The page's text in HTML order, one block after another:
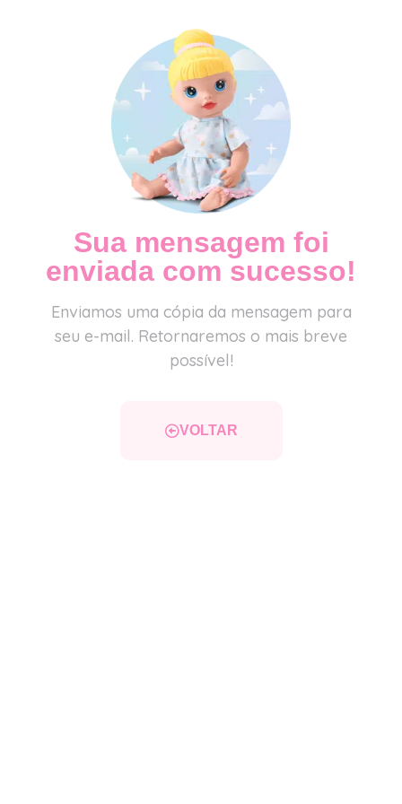
Sua mensagem foi
enviada com sucesso!
Enviamos uma cópia da mensagem para
seu e-mail. Retornaremos o mais breve
possível!
VOLTAR